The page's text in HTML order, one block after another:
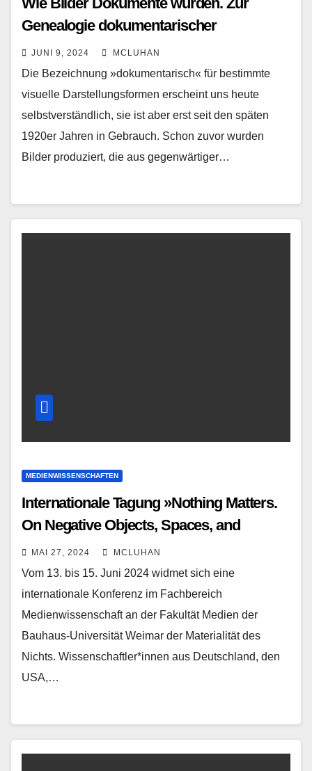
Genealogie dokumentarischer
Darstellungspraktiken
JUNI 9, 2024 MCLUHAN
Die Bezeichnung »dokumentarisch« für bestimmte
visuelle Darstellungsformen erscheint uns heute
selbstverständlich, sie ist aber erst seit den späten
1920er Jahren in Gebrauch. Schon zuvor wurden
Bilder produziert, die aus gegenwärtiger…
MEDIENWISSENSCHAFTEN
Internationale Tagung »Nothing Matters.
On Negative Objects, Spaces, and
Relations«
MAI 27, 2024 MCLUHAN
Vom 13. bis 15. Juni 2024 widmet sich eine
internationale Konferenz im Fachbereich
Medienwissenschaft an der Fakultät Medien der
Bauhaus-Universität Weimar der Materialität des
Nichts. Wissenschaftler*innen aus Deutschland, den
USA,…